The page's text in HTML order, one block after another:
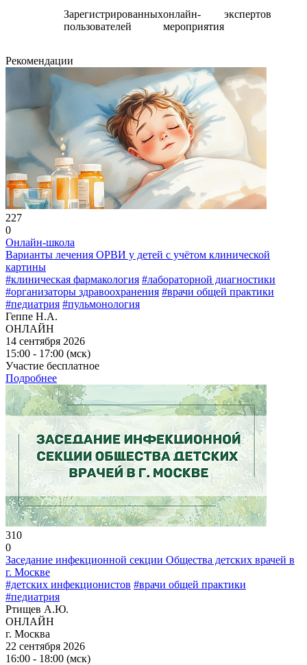
Зарегистрированных
пользователей
онлайн-
мероприятия
экспертов
Рекомендации
227
0
Онлайн-школа
Варианты лечения ОРВИ у детей с учётом клинической
картины
#клиническая фармакология #лабораторной диагностики
#организаторы здравоохранения #врачи общей практики
#педиатрия #пульмонология
Геппе Н.А.
ОНЛАЙН
14 сентября 2026
15:00 - 17:00 (мск)
Участие бесплатное
Подробнее
310
0
Заседание инфекционной секции Общества детских врачей в
г. Москве
#детских инфекционистов #врачи общей практики
#педиатрия
Ртищев А.Ю.
ОНЛАЙН
г. Москва
22 сентября 2026
16:00 - 18:00 (мск)